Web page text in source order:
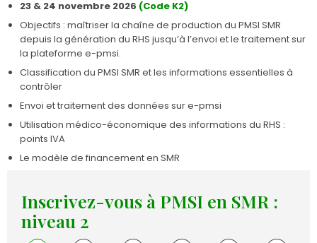
23 & 24 novembre 2026 (Code K2)
Objectifs : maîtriser la chaîne de production du PMSI SMR
depuis la génération du RHS jusqu’à l’envoi et le traitement sur
la plateforme e-pmsi.
Classification du PMSI SMR et les informations essentielles à
contrôler
Envoi et traitement des données sur e-pmsi
Utilisation médico-économique des informations du RHS :
points IVA
Le modèle de financement en SMR
Inscrivez-vous à PMSI en SMR :
niveau 2